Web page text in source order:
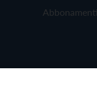
Abbonamenti